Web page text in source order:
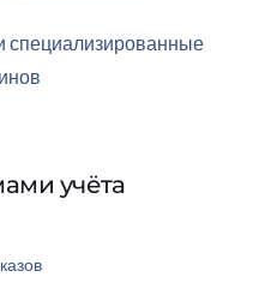
специализированные
учёта